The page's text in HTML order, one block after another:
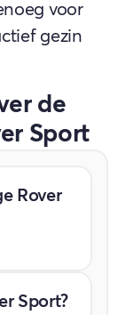
voor
gezin
de
Sport
Rover
van
Sport?